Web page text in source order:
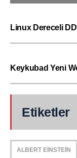
Linux Dereceli
Keykubad Yeni
Etiketler
ALBERT EINSTEIN